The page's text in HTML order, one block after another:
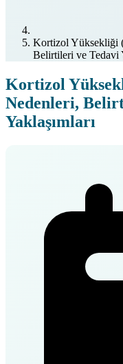
Kortizol Yüksekliği
Belirtileri ve Tedavi
Kortizol
Nedenleri,
Yaklaşımları